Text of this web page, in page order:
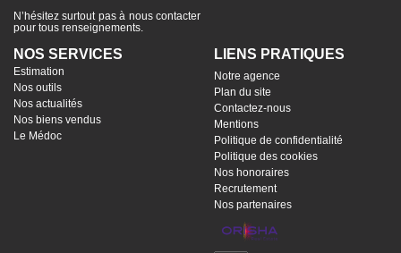
N’hésitez surtout pas à nous contacter
pour tous renseignements.
NOS SERVICES
Estimation
Nos outils
Nos actualités
Nos biens vendus
Le Médoc
LIENS PRATIQUES
Notre agence
Plan du site
Contactez-nous
Mentions
Politique de confidentialité
Politique des cookies
Nos honoraires
Recrutement
Nos partenaires